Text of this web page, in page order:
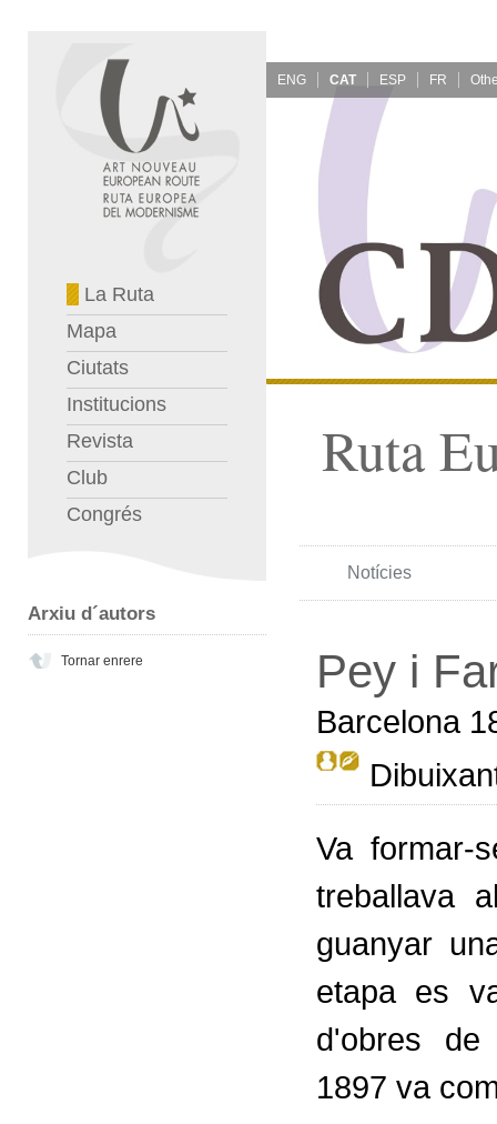
La Ruta
Mapa
Ciutats
Institucions
Revista
Club
Congrés
Arxiu d´autors
Tornar enrere
ENG CAT ESP FR
Ruta
Notícies
Pey i
Barcelona
Va formar-
treballava
guanyar
etapa es
d'obres de
1897 va